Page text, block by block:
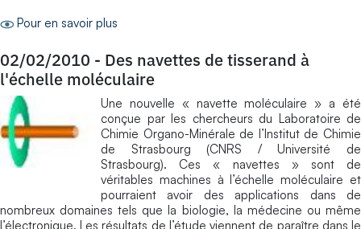
Pour en savoir plus
02/02/2010 - Des navettes de tisserand à
l'échelle moléculaire
Une nouvelle « navette moléculaire » a été
conçue par les chercheurs du Laboratoire de
Chimie Organo-Minérale de l’Institut de Chimie
de Strasbourg (CNRS / Université de
Strasbourg). Ces « navettes » sont de
véritables machines à l’échelle moléculaire et
pourraient avoir des applications dans de
nombreux domaines tels que la biologie, la médecine ou même
l’électronique. Les résultats de l’étude viennent de paraître dans le